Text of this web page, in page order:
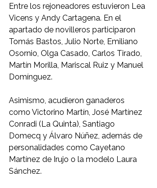
Entre los rejoneadores estuvieron Lea
Vicens y Andy Cartagena. En el
apartado de novilleros participaron
Tomás Bastos, Julio Norte, Emiliano
Osornio, Olga Casado, Carlos Tirado,
Martín Morilla, Mariscal Ruiz y Manuel
Domínguez.
Asimismo, acudieron ganaderos
como Victorino Martín, José Martínez
Conradi (La Quinta), Santiago
Domecq y Álvaro Núñez, además de
personalidades como Cayetano
Martínez de Irujo o la modelo Laura
Sánchez.